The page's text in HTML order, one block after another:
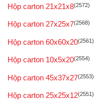
Hộp carton 21x21x8(2572)
Hộp carton 27x25x7(2568)
Hộp carton 60x60x20(2561)
Hộp carton 10x5x20(2554)
Hộp carton 45x37x27(2553)
Hộp carton 25x25x12(2551)